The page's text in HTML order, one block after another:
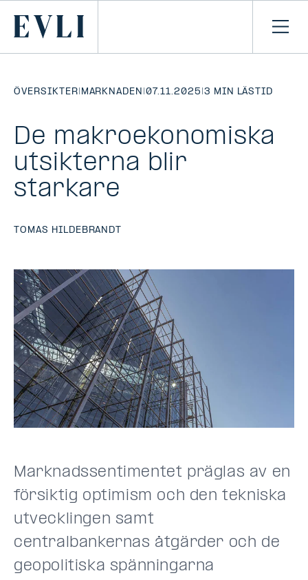
Primary
ÖVERSIKTER| MARKNADEN |07.11.2025 |3 MIN LÄSTID
De makroekonomiska
utsikterna blir
starkare
TOMAS HILDEBRANDT
Marknadssentimentet präglas av en
försiktig optimism och den tekniska
utvecklingen samt
centralbankernas åtgärder och de
geopolitiska spänningarna